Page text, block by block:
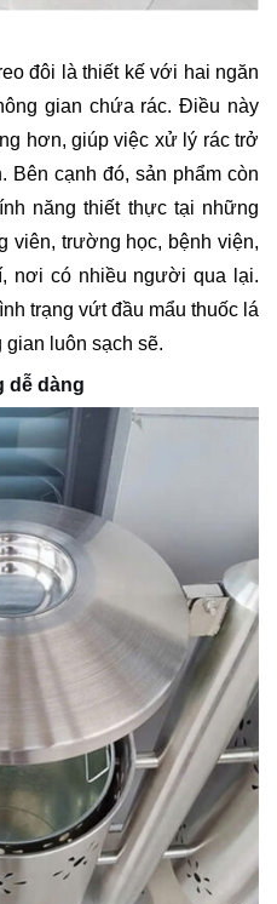
đôi là thiết kế với hai ngăn
gian chứa rác. Điều này
hơn, giúp việc xử lý rác trở
Bên cạnh đó, sản phẩm còn
năng thiết thực tại những
viên, trường học, bệnh viện,
nơi có nhiều người qua lại.
trạng vứt đầu mẩu thuốc lá
luôn sạch sẽ.
dễ dàng